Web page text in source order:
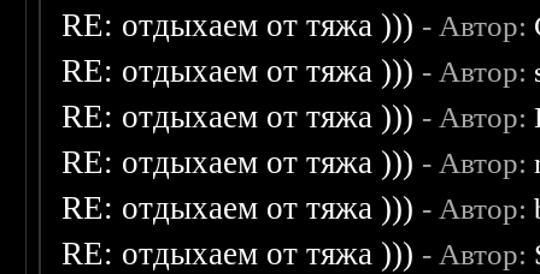
RE: отдыхаем от тяжа ))) - Автор:
RE: отдыхаем от тяжа ))) - Автор:
RE: отдыхаем от тяжа ))) - Автор:
RE: отдыхаем от тяжа ))) - Автор:
RE: отдыхаем от тяжа ))) - Автор:
RE: отдыхаем от тяжа ))) - Автор: